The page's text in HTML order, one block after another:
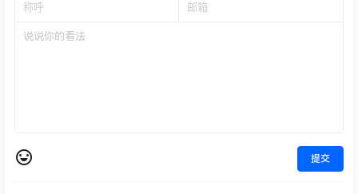
提交